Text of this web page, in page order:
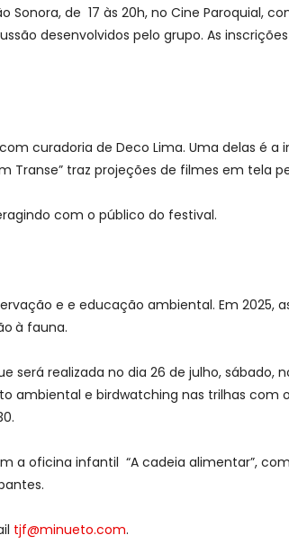
de 17 às 20h, no Cine Paroquial,
desenvolvidos pelo grupo. As
curadoria de Deco Lima. Uma delas é a
Transe” traz projeções de filmes em tela
com o público do festival.
e e educação ambiental. Em 2025,
à fauna.
realizada no dia 26 de julho, sábado,
ambiental e birdwatching nas trilhas com
a oficina infantil “A cadeia alimentar”,
tjf@minueto.com.